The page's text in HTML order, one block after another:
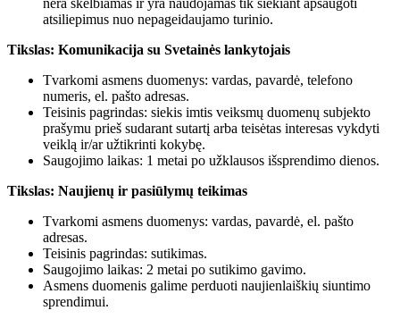
atsiliepimus nuo nepageidaujamo turinio.
Tikslas: Komunikacija su Svetainės lankytojais
Tvarkomi asmens duomenys: vardas, pavardė, telefono
numeris, el. pašto adresas.
Teisinis pagrindas: siekis imtis veiksmų duomenų subjekto
prašymu prieš sudarant sutartį arba teisėtas interesas vykdyti
veiklą ir/ar užtikrinti kokybę.
Saugojimo laikas: 1 metai po užklausos išsprendimo dienos.
Tikslas: Naujienų ir pasiūlymų teikimas
Tvarkomi asmens duomenys: vardas, pavardė, el. pašto
adresas.
Teisinis pagrindas: sutikimas.
Saugojimo laikas: 2 metai po sutikimo gavimo.
Asmens duomenis galime perduoti naujienlaiškių siuntimo
sprendimui.